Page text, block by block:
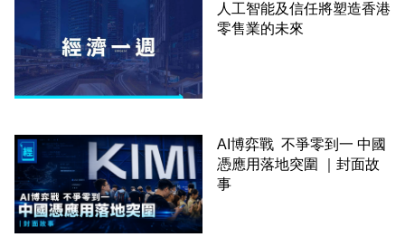
人工智能及信任將塑造香港
零售業的未來
AI博弈戰 不爭零到一 中國
憑應用落地突圍 ｜封面故
事